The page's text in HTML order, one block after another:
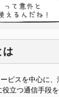
は
ビスを中心に、
立つ通信手段